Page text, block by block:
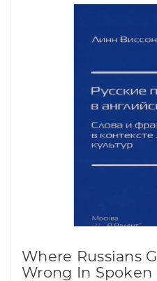
Where Russians
Wrong In Spoken